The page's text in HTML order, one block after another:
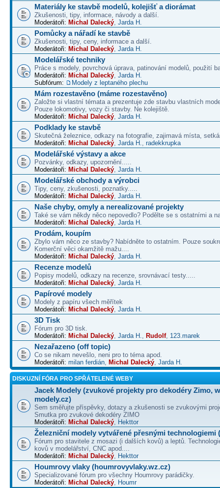
Materiály ke stavbě modelů, kolejišť a diorámat
Zkušenosti, tipy, informace, návody a další.
Moderátoři: Michal Dalecký, Jarda H.
Pomůcky a nářadí ke stavbě
Zkušenosti, tipy, ceny, informace a další.
Moderátoři: Michal Dalecký, Jarda H.
Modelářské techniky
Práce s modely, povrchová úprava, patinování modelů, použití
Moderátoři: Michal Dalecký, Jarda H.
Subfórum:
Modely z leptaného plechu
Mám rozestavěno (máme rozestavěno)
Založte si vlastní témata a prezentuje zde stavbu vlastních
Pouze lokomotivy, vozy či stavby. Ne kolejiště.
Moderátoři: Michal Dalecký, Jarda H.
Podklady ke stavbě
Skutečná železnice, odkazy na fotografie, zajimavá místa,
Moderátoři: Michal Dalecký, Jarda H., radekkrupka
Modelářské výstavy a akce
Pozvánky, odkazy, upozornění.....
Moderátoři: Michal Dalecký, Jarda H.
Modelářské obchody a výrobci
Tipy, ceny, zkušenosti, poznatky.....
Moderátoři: Michal Dalecký, Jarda H.
Naše chyby, omyly a nerealizované projekty
Také se vám někdy něco nepovedlo? Podělte se s ostatními a
Moderátoři: Michal Dalecký, Jarda H.
Prodám, koupím
Zbylo vám něco ze stavby? Nabídněte to ostatním. Pouze
Komerční věci okamžitě mažu....
Moderátoři: Michal Dalecký, Jarda H.
Recenze modelů
Popisy modelů, odkazy na recenze, srovnávací testy.....
Moderátoři: Michal Dalecký, Jarda H.
Papírové modely
Modely z papíru všech měřítek
Moderátoři: Michal Dalecký, Jarda H.
3D Tisk
Fórum pro 3D tisk.
Moderátoři: Michal Dalecký, Jarda H., Rudolf, 123.marek
Nezařazeno (off topic)
Co se nikam nevešlo, neni pro to téma apod.
Moderátoři: milan ferdián, Michal Dalecký, Jarda H.
DISKUZNÍ FÓRA PRO SPŘÁTELENÉ WEBY
Jacek Modely (zvukové projekty pro dekodéry Zimo,
modely.cz)
Sem směřujte příspěvky, dotazy a zkušenosti se zvukovými
Smutka pro zvukové dekodéry ZIMO
Moderátoři: Michal Dalecký, Hekttor
Železniční modely vytvářené přesnými technologiemi
Fórum pro stavitele z mosazi (i dalších kovů) a leptů.
kovů v modelářství, CNC apod....
Moderátoři: Michal Dalecký, Hekttor
Houmrovy vlaky (houmrovyvlaky.wz.cz)
Specializované fórum pro všechny Houmrovy parádičky.
Moderátoři: Michal Dalecký, Houmr